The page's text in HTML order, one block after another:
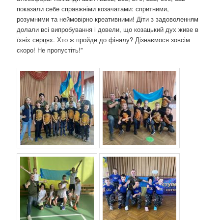
о
з
а
п
и
х
показали себе справжніми козачатами: спритними,
розумними та неймовірно креативними! Діти з задоволенням
долали всі випробування і довели, що козацький дух живе в
їхніх серцях. Хто ж пройде до фіналу? Дізнаємося зовсім
скоро! Не пропустіть!”